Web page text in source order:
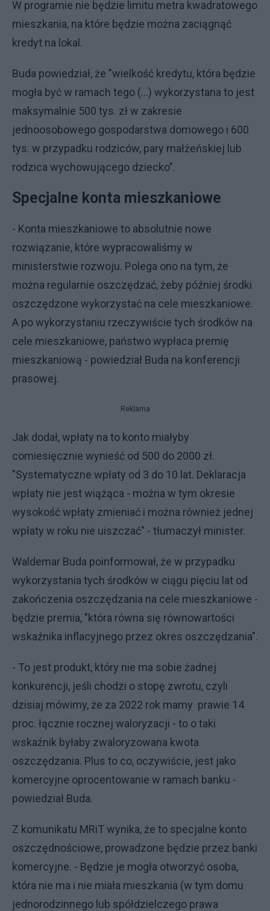
W programie nie będzie limitu metra kwadratowego
mieszkania, na które będzie można zaciągnąć
kredyt na lokal.
Buda powiedział, że "wielkość kredytu, która będzie
mogła być w ramach tego (...) wykorzystana to jest
maksymalnie 500 tys. zł w zakresie
jednoosobowego gospodarstwa domowego i 600
tys. w przypadku rodziców, pary małżeńskiej lub
rodzica wychowującego dziecko".
Specjalne konta mieszkaniowe
- Konta mieszkaniowe to absolutnie nowe
rozwiązanie, które wypracowaliśmy w
ministerstwie rozwoju. Polega ono na tym, że
można regularnie oszczędzać, żeby później środki
oszczędzone wykorzystać na cele mieszkaniowe.
A po wykorzystaniu rzeczywiście tych środków na
cele mieszkaniowe, państwo wypłaca premię
mieszkaniową - powiedział Buda na konferencji
prasowej.
Reklama
Jak dodał, wpłaty na to konto miałyby
comiesięcznie wynieść od 500 do 2000 zł.
"Systematyczne wpłaty od 3 do 10 lat. Deklaracja
wpłaty nie jest wiążąca - można w tym okresie
wysokość wpłaty zmieniać i można również jednej
wpłaty w roku nie uiszczać" - tłumaczył minister.
Waldemar Buda poinformował, że w przypadku
wykorzystania tych środków w ciągu pięciu lat od
zakończenia oszczędzania na cele mieszkaniowe -
będzie premia, "która równa się równowartości
wskaźnika inflacyjnego przez okres oszczędzania".
- To jest produkt, który nie ma sobie żadnej
konkurencji, jeśli chodzi o stopę zwrotu, czyli
dzisiaj mówimy, że za 2022 rok mamy prawie 14
proc. łącznie rocznej waloryzacji - to o taki
wskaźnik byłaby zwaloryzowana kwota
oszczędzania. Plus to co, oczywiście, jest jako
komercyjne oprocentowanie w ramach banku -
powiedział Buda.
Z komunikatu MRiT wynika, że to specjalne konto
oszczędnościowe, prowadzone będzie przez banki
komercyjne. - Będzie je mogła otworzyć osoba,
która nie ma i nie miała mieszkania (w tym domu
jednorodzinnego lub spółdzielczego prawa